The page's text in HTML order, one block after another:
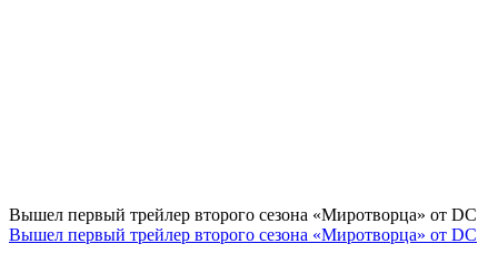
Вышел первый трейлер второго сезона «Миротворца» от DC
Вышел первый трейлер второго сезона «Миротворца» от DC